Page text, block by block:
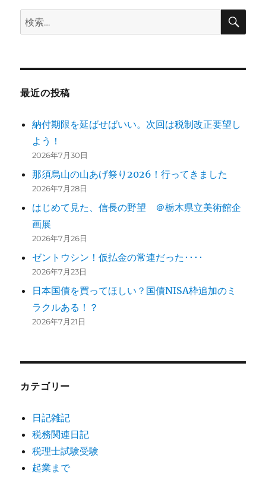
検
索:
検
最近の投稿
納付期限を延ばせばいい。次回は税制改正要望し
よう！
2026年7月30日
那須烏山の山あげ祭り2026！行ってきました
2026年7月28日
はじめて見た、信長の野望 ＠栃木県立美術館企
画展
2026年7月26日
ゼントウシン！仮払金の常連だった････
2026年7月23日
日本国債を買ってほしい？国債NISA枠追加のミ
ラクルある！？
2026年7月21日
カテゴリー
日記雑記
税務関連日記
税理士試験受験
起業まで